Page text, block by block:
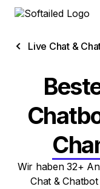
Live Chat &
Wir haben 32+
Chat &